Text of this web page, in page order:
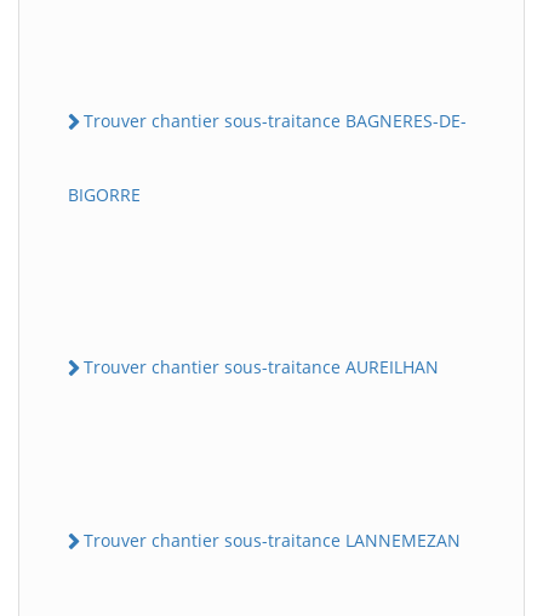
Trouver chantier sous-traitance BAGNERES-DE-
BIGORRE
Trouver chantier sous-traitance AUREILHAN
Trouver chantier sous-traitance LANNEMEZAN